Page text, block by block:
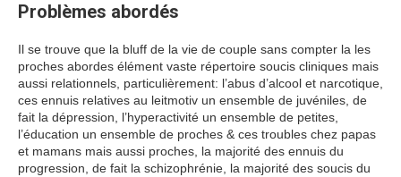
Problèmes abordés
Il se trouve que la bluff de la vie de couple sans compter la les
proches abordes élément vaste répertoire soucis cliniques mais
aussi relationnels, particulièrement: l’abus d’alcool et narcotique,
ces ennuis relatives au leitmotiv un ensemble de juvéniles, de
fait la dépression, l’hyperactivité un ensemble de petites,
l’éducation un ensemble de proches & ces troubles chez papas
et mamans mais aussi proches, la majorité des ennuis du
progression, de fait la schizophrénie, la majorité des soucis du